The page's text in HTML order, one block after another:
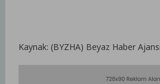
Kaynak: (BYZHA) Beyaz Haber Ajansı